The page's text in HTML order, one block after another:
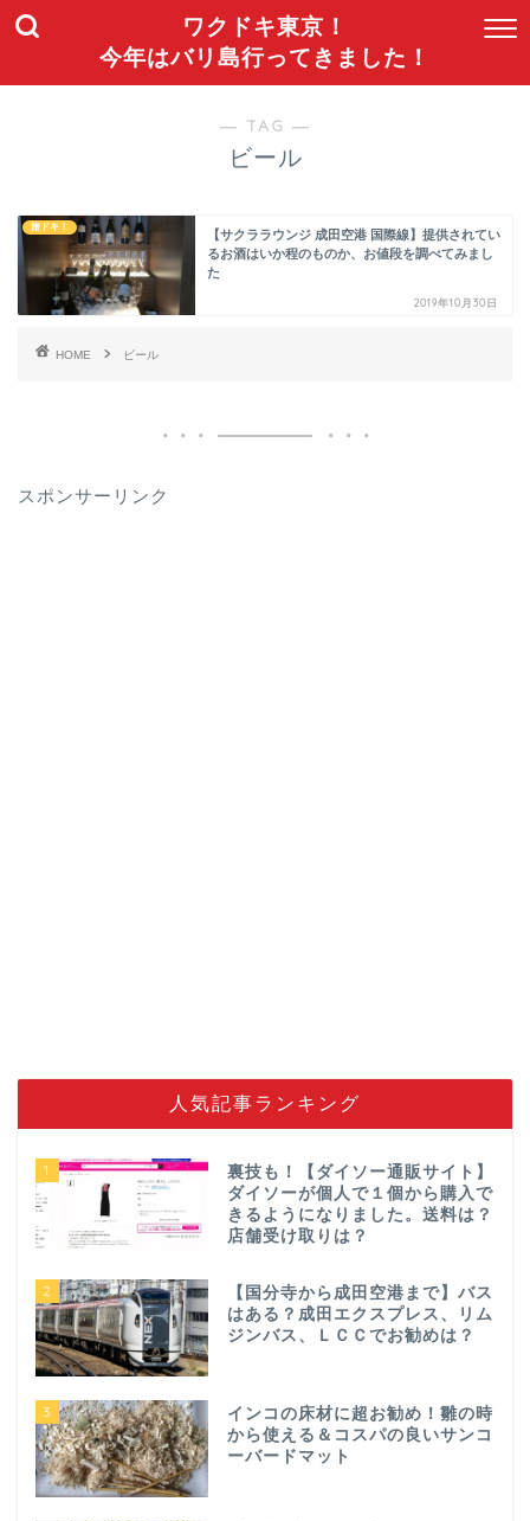
ワクドキ東京！
今年はバリ島行ってきました！
― TAG ―
ビール
旅ドキ！
【サクララウンジ 成田空港 国際線】提供されてい
るお酒はいか程のものか、お値段を調べてみまし
た
2019年10月30日
HOME ビール
スポンサーリンク
人気記事ランキング
1
裏技も！【ダイソー通販サイト】
ダイソーが個人で１個から購入で
きるようになりました。送料は？
店舗受け取りは？
2
【国分寺から成田空港まで】バス
はある？成田エクスプレス、リム
ジンバス、ＬＣＣでお勧めは？
3
インコの床材に超お勧め！雛の時
から使える＆コスパの良いサンコ
ーバードマット